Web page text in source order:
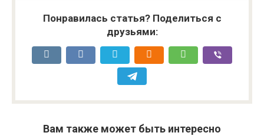
Понравилась статья? Поделиться с
друзьями:
Вам также может быть интересно